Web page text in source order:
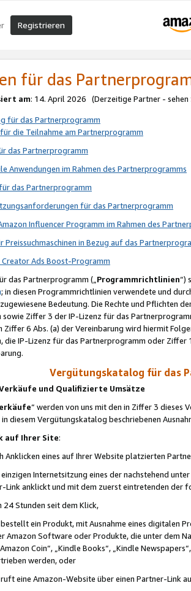
Registrieren
für das
am: 14. April 2026 (Derzeitige Partner - sehen
für das Partnerprogramm
die Teilnahme am Partnerprogramm
das Partnerprogramm
Anwendungen im Rahmen des Partnerprogramms
das Partnerprogramm
für das Partnerprogramm
Influencer Programm im Rahmen des
in Bezug auf das
Ads Boost-Programm
das Partnerprogramm („Programmrichtlinien“)
; in diesen Programmrichtlinien verwendete und
Bedeutung. Die Rechte und Pflichten
Ziffer 3 der IP-Lizenz für das
Ziffer 6 Abs. (a) der Vereinbarung wird hiermit
die IP-Lizenz für das Partnerprogramm oder
Vergütungskatalog für das
und Qualifizierte Umsätze
“ werden von uns mit den in Ziffer 3
diesem Vergütungskatalog beschriebenen
auf Ihrer Site:
Anklicken eines auf Ihrer Website platzierten
Internetsitzung eines der nachstehend
Link anklickt und mit dem zuerst eintretenden der
Stunden seit dem Klick,
ein Produkt, mit Ausnahme eines digitalen
Amazon Software oder Produkte, die unter dem
Coin“, „Kindle Books“, „Kindle
werden, oder
eine Amazon-Website über einen Partner-Link